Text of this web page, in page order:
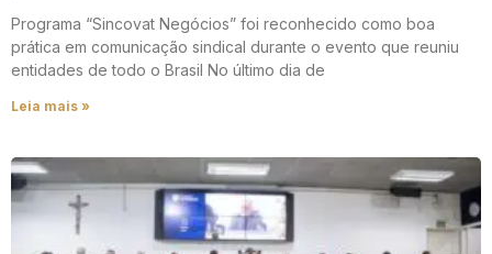
Programa “Sincovat Negócios” foi reconhecido como boa
prática em comunicação sindical durante o evento que reuniu
entidades de todo o Brasil No último dia de
Leia mais »